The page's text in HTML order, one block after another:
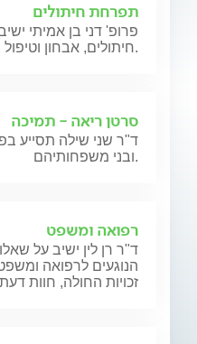
תפרחת חיתולים
פרופ' דני בן אמיתי
חיתולים, אבחון וטיפול.
סרטן ריאה - תמיכה
ד"ר שני שילה תסייע
ובני משפחותיהם.
רפואה ומשפט
ד"ר רן לין ישיב על
הנוגעים לרפואה
זכויות החולה, חוות